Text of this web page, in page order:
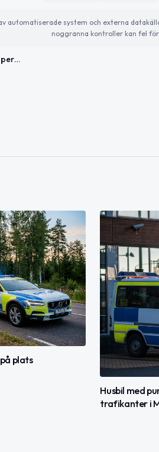
automatiserade system och externa
noggranna kontroller kan fel
Brand i villa i Oxie – ingen person skadad
plats
Husbil med
trafikanter i